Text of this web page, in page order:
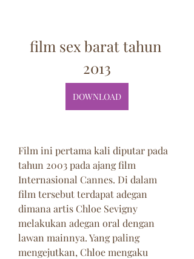
film sex barat tahun
2013
DOWNLOAD
Film ini pertama kali diputar pada
tahun 2003 pada ajang film
Internasional Cannes. Di dalam
film tersebut terdapat adegan
dimana artis Chloe Sevigny
melakukan adegan oral dengan
lawan mainnya. Yang paling
mengejutkan, Chloe mengaku